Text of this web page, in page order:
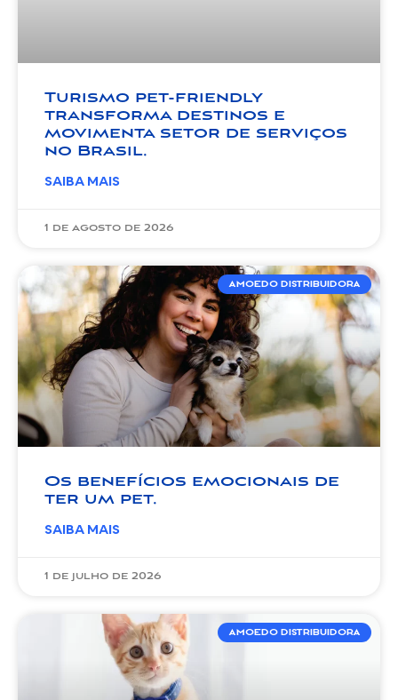
Turismo pet-friendly
transforma destinos e
movimenta setor de serviços
no Brasil.
SAIBA MAIS
1 de agosto de 2026
AMOEDO DISTRIBUIDORA
Os benefícios emocionais de
ter um pet.
SAIBA MAIS
1 de julho de 2026
AMOEDO DISTRIBUIDORA